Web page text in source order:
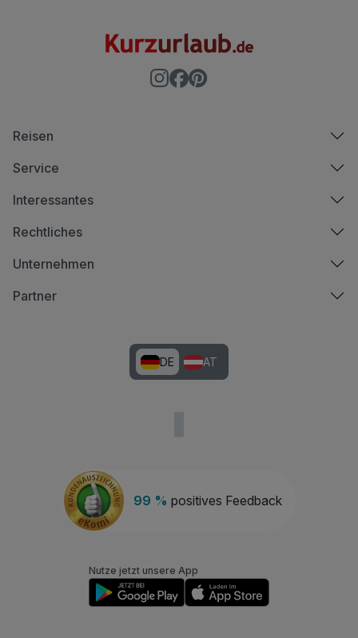
99 % positives Feedback
Reisen
Service
Interessantes
Rechtliches
Unternehmen
Partner
DE AT
Nutze jetzt unsere App